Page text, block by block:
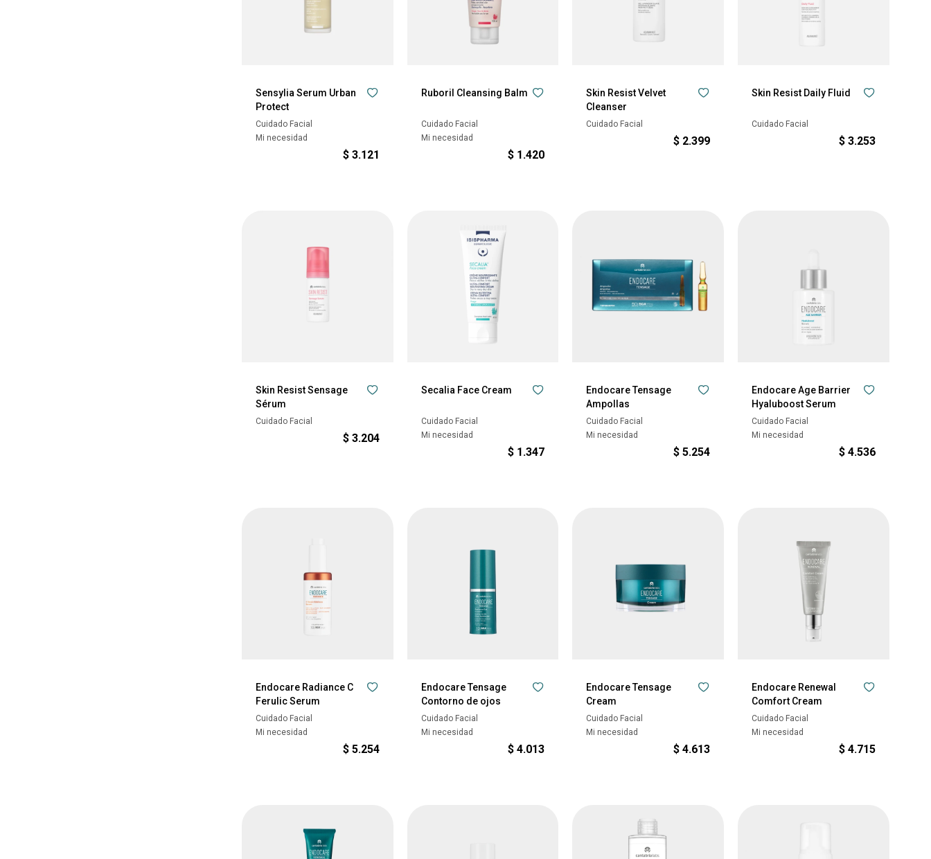
Sensylia Serum Urban
Protect
Cuidado Facial
Mi necesidad
$ 3.121
Ruboril Cleansing Balm
Cuidado Facial
Mi necesidad
$ 1.420
Skin Resist Velvet
Cleanser
Cuidado Facial
$ 2.399
Skin Resist Daily Fluid
Cuidado Facial
$ 3.253
Skin Resist Sensage
Sérum
Cuidado Facial
$ 3.204
Secalia Face Cream
Cuidado Facial
Mi necesidad
$ 1.347
Endocare Tensage
Ampollas
Cuidado Facial
Mi necesidad
$ 5.254
Endocare Age Barrier
Hyaluboost Serum
Cuidado Facial
Mi necesidad
$ 4.536
Endocare Radiance C
Ferulic Serum
Cuidado Facial
Mi necesidad
$ 5.254
Endocare Tensage
Contorno de ojos
Cuidado Facial
Mi necesidad
$ 4.013
Endocare Tensage
Cream
Cuidado Facial
Mi necesidad
$ 4.613
Endocare Renewal
Comfort Cream
Cuidado Facial
Mi necesidad
$ 4.715